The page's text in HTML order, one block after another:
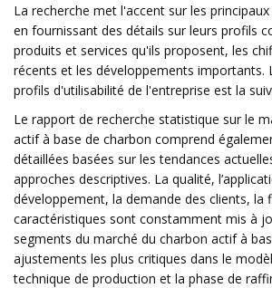
La recherche met l'accent sur les
en fournissant des détails sur leurs profils
produits et services qu'ils proposent, les
récents et les développements importants.
profils d'utilisabilité de l'entreprise est la
Le rapport de recherche statistique sur le
actif à base de charbon comprend
détaillées basées sur les tendances
approches descriptives. La qualité,
développement, la demande des clients, la
caractéristiques sont constamment mis à
segments du marché du charbon actif à
ajustements les plus critiques dans le
technique de production et la phase de